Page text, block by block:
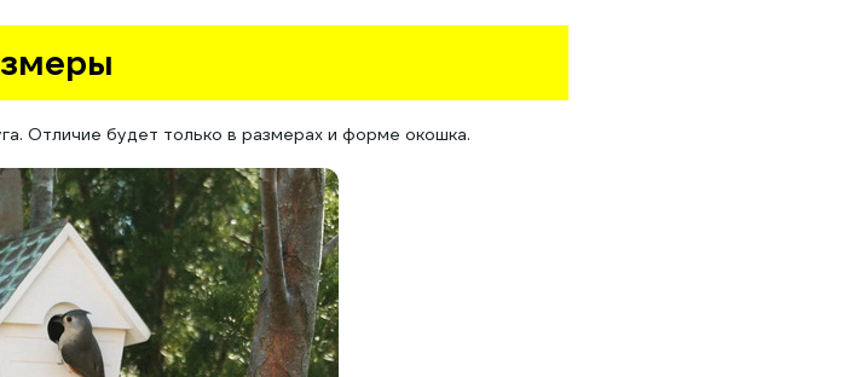
Отличие будет только в размерах и форме окошка.